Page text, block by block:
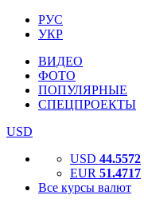
РУС
УКР
ВИДЕО
ФОТО
ПОПУЛЯРНЫЕ
СПЕЦПРОЕКТЫ
USD
USD 44.5572
EUR 51.4717
Все курсы валют